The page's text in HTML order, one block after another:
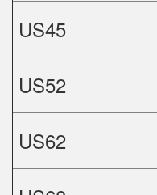
US45
US52
US62